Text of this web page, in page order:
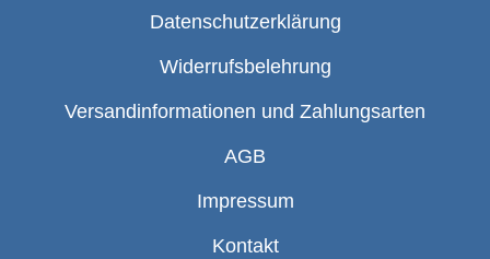
Datenschutzerklärung
Widerrufsbelehrung
Versandinformationen und Zahlungsarten
AGB
Impressum
Kontakt